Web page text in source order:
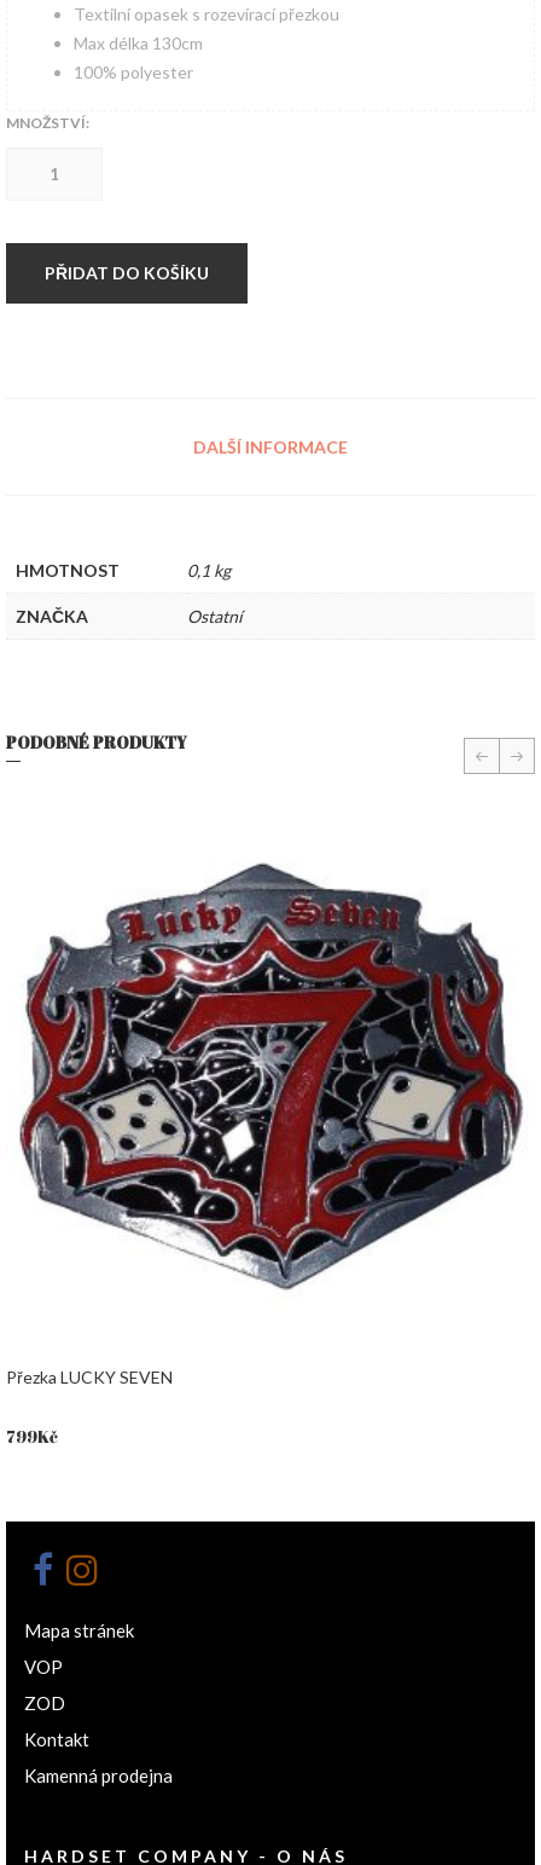
Textilní opasek s rozevírací přezkou
Max délka 130cm
100% polyester
MNOŽSTVÍ:
opasek
PŘIDAT DO KOŠÍKU
DALŠÍ INFORMACE
HMOTNOST 0,1 kg
ZNAČKA Ostatní
PODOBNÉ PRODUKTY
Přezka LUCKY SEVEN
799Kč
prev
Mapa stránek
VOP
ZOD
Kontakt
Kamenná prodejna
HARDSET COMPANY - O NÁS